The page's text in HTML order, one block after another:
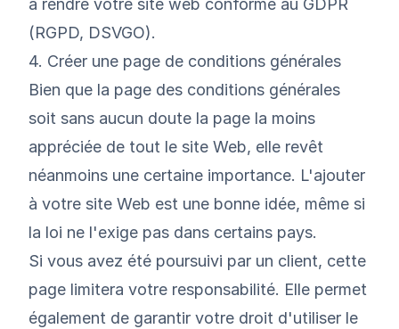
à rendre votre site web conforme au GDPR
(RGPD, DSVGO).
4. Créer une page de conditions générales
Bien que la page des conditions générales
soit sans aucun doute la page la moins
appréciée de tout le site Web, elle revêt
néanmoins une certaine importance. L'ajouter
à votre site Web est une bonne idée, même si
la loi ne l'exige pas dans certains pays.
Si vous avez été poursuivi par un client, cette
page limitera votre responsabilité. Elle permet
également de garantir votre droit d'utiliser le